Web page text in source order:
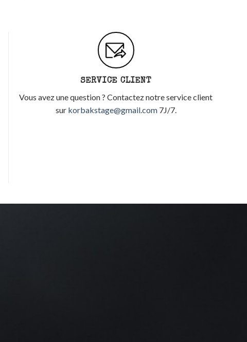
SERVICE CLIENT
Vous avez une question ? Contactez notre service client
sur korbakstage@gmail.com7J/7.